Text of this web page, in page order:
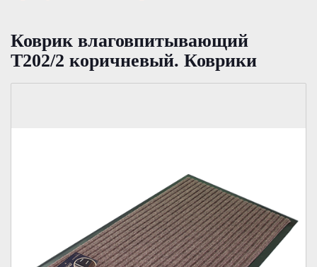
Коврик влаговпитывающий
Т202/2 коричневый. Коврики